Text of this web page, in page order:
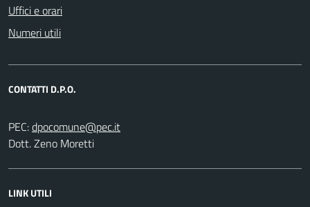
Uffici e orari
Numeri utili
CONTATTI D.P.O.
PEC:
Dott. Zeno Moretti
LINK UTILI